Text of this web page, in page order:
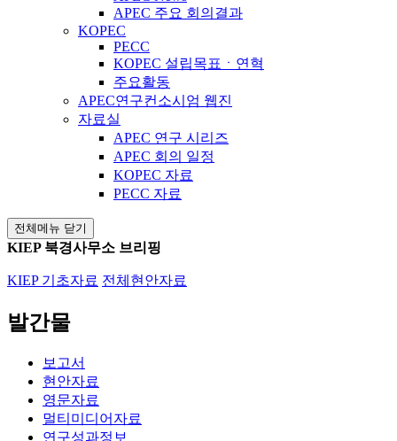
APEC 주요 회의결과
KOPEC
PECC
KOPEC 설립목표ㆍ연혁
주요활동
APEC연구컨소시엄 웹진
자료실
APEC 연구 시리즈
APEC 회의 일정
KOPEC 자료
PECC 자료
전체메뉴 닫기
KIEP 북경사무소 브리핑
KIEP 기초자료 전체현안자료
발간물
보고서
현안자료
영문자료
멀티미디어자료
연구성과정보